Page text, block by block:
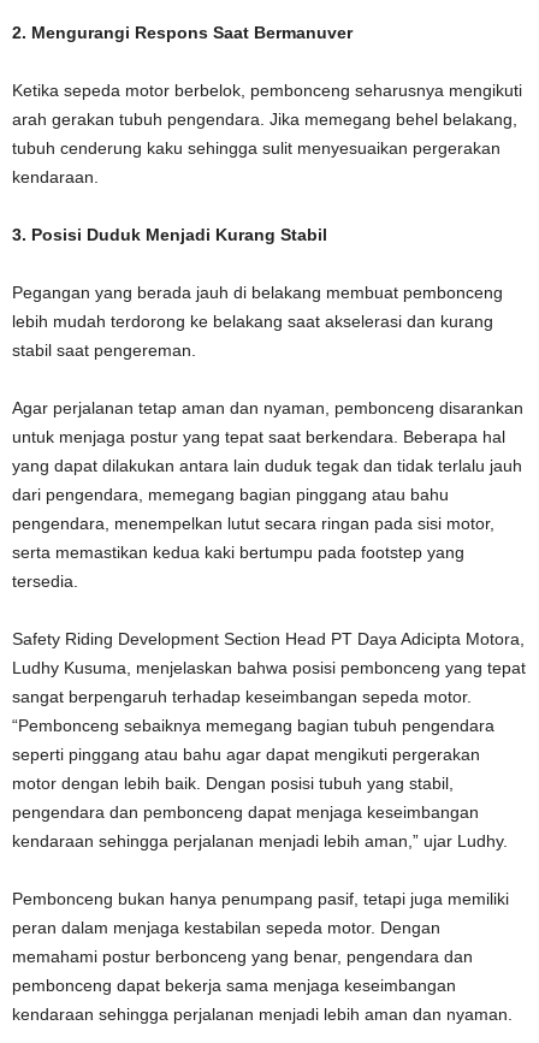
2. Mengurangi Respons Saat Bermanuver
Ketika sepeda motor berbelok, pembonceng seharusnya mengikuti
arah gerakan tubuh pengendara. Jika memegang behel belakang,
tubuh cenderung kaku sehingga sulit menyesuaikan pergerakan
kendaraan.
3. Posisi Duduk Menjadi Kurang Stabil
Pegangan yang berada jauh di belakang membuat pembonceng
lebih mudah terdorong ke belakang saat akselerasi dan kurang
stabil saat pengereman.
Agar perjalanan tetap aman dan nyaman, pembonceng disarankan
untuk menjaga postur yang tepat saat berkendara. Beberapa hal
yang dapat dilakukan antara lain duduk tegak dan tidak terlalu jauh
dari pengendara, memegang bagian pinggang atau bahu
pengendara, menempelkan lutut secara ringan pada sisi motor,
serta memastikan kedua kaki bertumpu pada footstep yang
tersedia.
Safety Riding Development Section Head PT Daya Adicipta Motora,
Ludhy Kusuma, menjelaskan bahwa posisi pembonceng yang tepat
sangat berpengaruh terhadap keseimbangan sepeda motor.
“Pembonceng sebaiknya memegang bagian tubuh pengendara
seperti pinggang atau bahu agar dapat mengikuti pergerakan
motor dengan lebih baik. Dengan posisi tubuh yang stabil,
pengendara dan pembonceng dapat menjaga keseimbangan
kendaraan sehingga perjalanan menjadi lebih aman,” ujar Ludhy.
Pembonceng bukan hanya penumpang pasif, tetapi juga memiliki
peran dalam menjaga kestabilan sepeda motor. Dengan
memahami postur berbonceng yang benar, pengendara dan
pembonceng dapat bekerja sama menjaga keseimbangan
kendaraan sehingga perjalanan menjadi lebih aman dan nyaman.